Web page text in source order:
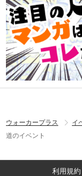
ウォーカープラス イ
道のイベント
利用規約